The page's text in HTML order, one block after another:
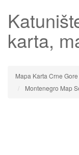
karta,
Mapa Karta Crne
Montenegro Map